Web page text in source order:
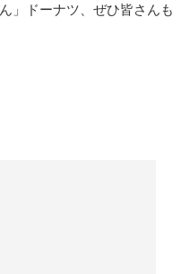
」ドーナツ、ぜひ皆さんも